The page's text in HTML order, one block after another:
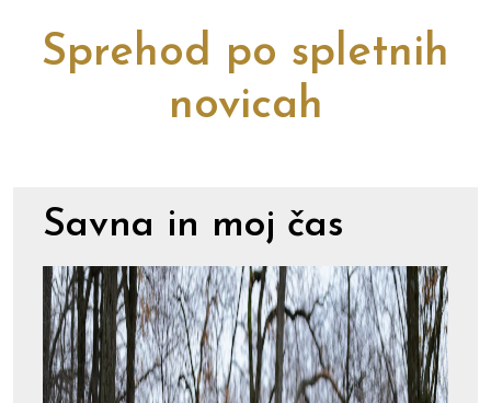
Sprehod po spletnih
novicah
Savna in moj čas